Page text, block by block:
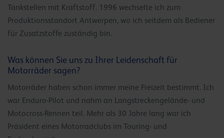
Tankstellen mit Kraftstoff. 1996 wechselte ich zum
Produktionsstandort Antwerpen, wo ich seitdem als Bediener
für Zusatzstoffe zuständig bin.
Was können Sie uns zu Ihrer Leidenschaft für
Motorräder sagen?
Motorräder haben schon immer meine Freizeit bestimmt. Ich
war Enduro-Pilot und nahm an Langstreckengelände- und
Motocross-Rennen teil. Mehr als 30 Jahre lang war ich
Präsident eines Motorradclubs im Touring- und